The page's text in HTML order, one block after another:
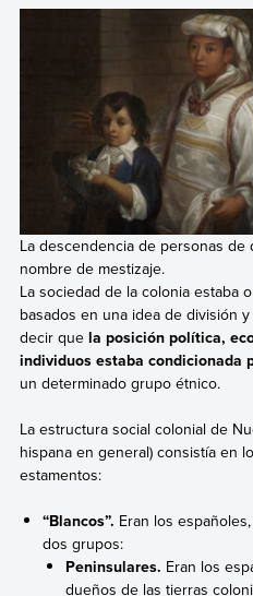
La descendencia de personas de
nombre de mestizaje.
La sociedad de la colonia estaba
basados en una idea de división
decir que la posición política,
individuos estaba condicionada
un determinado grupo étnico.
La estructura social colonial de
hispana en general) consistía en
estamentos:
“Blancos”. Eran los
dos grupos:
Peninsulares. Eran los
dueños de las tierras